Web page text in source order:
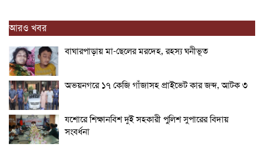
আরও খবর
বাঘারপাড়ায় মা-ছেলের মরদেহ, রহস্য ঘনীভূত
অভয়নগরে ১৭ কেজি গাঁজাসহ প্রাইভেট কার জব্দ, আটক ৩
যশোরে শিক্ষানবিশ দুই সহকারী পুলিশ সুপারের বিদায়
সংবর্ধনা